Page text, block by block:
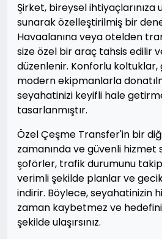
Şirket, bireysel ihtiyaçlarınıza
sunarak özelleştirilmiş bir
Havaalanına veya otelden
size özel bir araç tahsis edilir
düzenlenir. Konforlu koltuklar,
modern ekipmanlarla
seyahatinizi keyifli hale
tasarlanmıştır.
Özel Çeşme Transfer'in bir
zamanında ve güvenli hizmet
şoförler, trafik durumunu
verimli şekilde planlar ve
indirir. Böylece, seyahatinizin
zaman kaybetmez ve
şekilde ulaşırsınız.